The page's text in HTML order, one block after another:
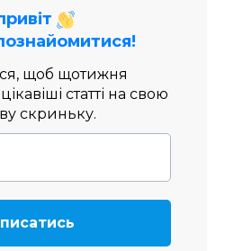
щоб щотижня
статті на свою
скриньку.